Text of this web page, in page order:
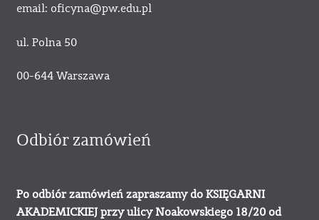
email: oficyna@pw.edu.pl
ul. Polna 50
00-644 Warszawa
Odbiór zamówień
Po odbiór zamówień zapraszamy do KSIĘGARNI
AKADEMICKIEJ przy ulicy Noakowskiego 18/20 od